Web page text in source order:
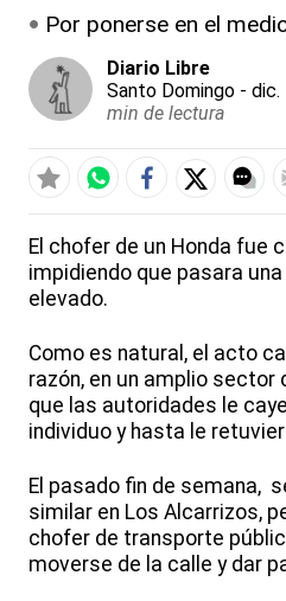
Por ponerse en el
Diario Libre
Santo Domingo - dic.
min de lectura
El chofer de un Honda fue
impidiendo que pasara una
elevado.
Como es natural, el acto
razón, en un amplio sector
que las autoridades le
individuo y hasta le
El pasado fin de semana,
similar en Los Alcarrizos,
chofer de transporte
moverse de la calle y dar